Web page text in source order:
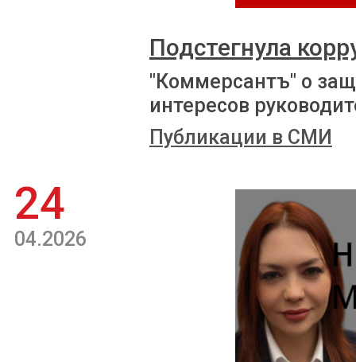
Подстегнула
"Коммерсантъ" о
интересов
Публикации в СМИ
24
04.2026